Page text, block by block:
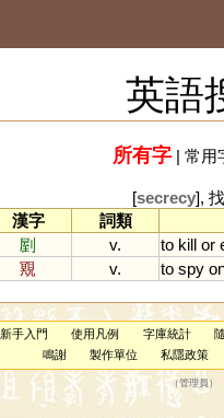
英語
所有字| 常用
[secrecy],
漢字
詞類
剭
v. to kill or
覭
v. to spy
新手入門 使用凡例 字庫統計
鳴謝
製作單位 私隱政策
（管理員 ）